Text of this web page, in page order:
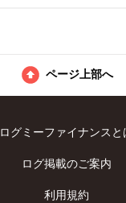
ページ上部へ
ログミーファイナンスと
ログ掲載のご案内
利用規約